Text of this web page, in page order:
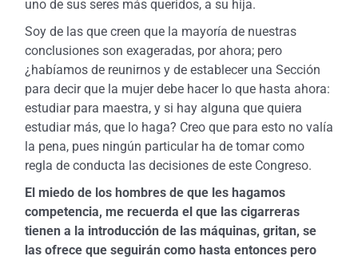
uno de sus seres más queridos, a su hija.
Soy de las que creen que la mayoría de nuestras
conclusiones son exageradas, por ahora; pero
¿habíamos de reunirnos y de establecer una Sección
para decir que la mujer debe hacer lo que hasta ahora:
estudiar para maestra, y si hay alguna que quiera
estudiar más, que lo haga? Creo que para esto no valía
la pena, pues ningún particular ha de tomar como
regla de conducta las decisiones de este Congreso.
El miedo de los hombres de que les hagamos
competencia, me recuerda el que las cigarreras
tienen a la introducción de las máquinas, gritan, se
las ofrece que seguirán como hasta entonces pero